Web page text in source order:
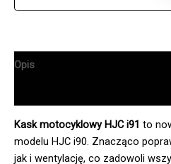
Opis
Kask motocyklowy HJC i91 to
modelu HJC i90. Znacząco
jak i wentylację, co zadowoli